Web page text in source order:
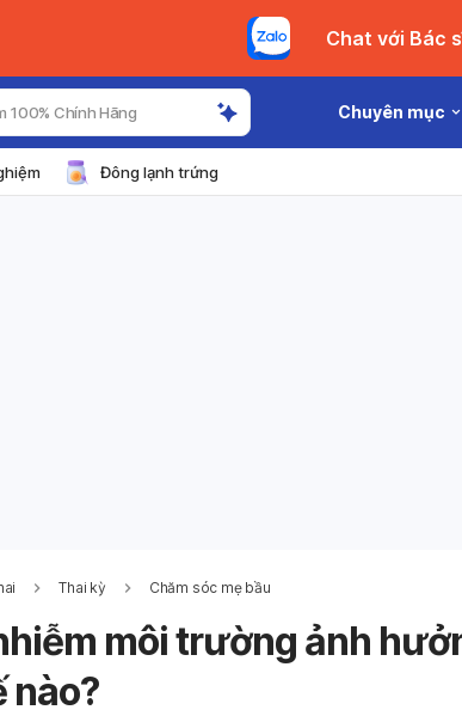
100% Chính Hãng Chuyên mục
Đông lạnh trứng
Thai kỳ Chăm sóc mẹ bầu
môi trường ảnh
nào?